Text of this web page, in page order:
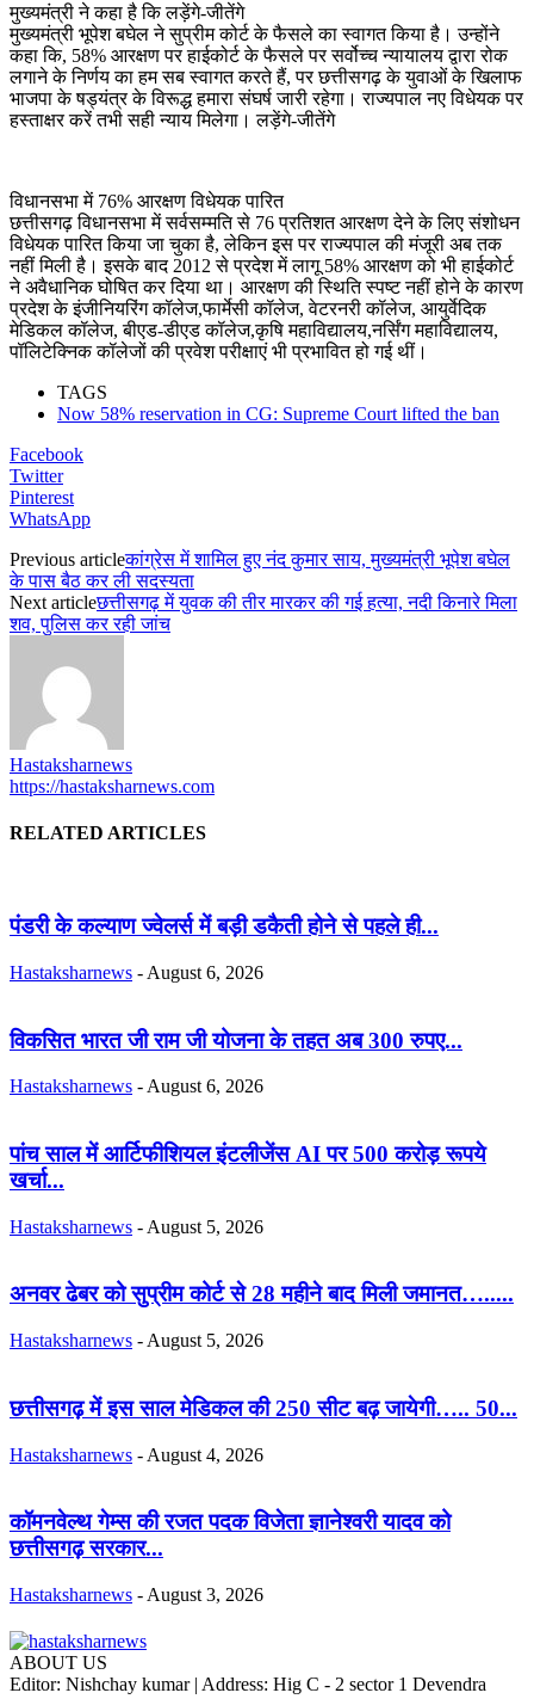
मुख्यमंत्री ने कहा है कि लड़ेंगे-जीतेंगे
मुख्यमंत्री भूपेश बघेल ने सुप्रीम कोर्ट के फैसले का स्वागत किया है। उन्होंने
कहा कि, 58% आरक्षण पर हाईकोर्ट के फैसले पर सर्वोच्च न्यायालय द्वारा रोक
लगाने के निर्णय का हम सब स्वागत करते हैं, पर छत्तीसगढ़ के युवाओं के खिलाफ
भाजपा के षड्यंत्र के विरूद्ध हमारा संघर्ष जारी रहेगा। राज्यपाल नए विधेयक पर
हस्ताक्षर करें तभी सही न्याय मिलेगा। लड़ेंगे-जीतेंगे
विधानसभा में 76% आरक्षण विधेयक पारित
छत्तीसगढ़ विधानसभा में सर्वसम्मति से 76 प्रतिशत आरक्षण देने के लिए संशोधन
विधेयक पारित किया जा चुका है, लेकिन इस पर राज्यपाल की मंजूरी अब तक
नहीं मिली है। इसके बाद 2012 से प्रदेश में लागू 58% आरक्षण को भी हाईकोर्ट
ने अवैधानिक घोषित कर दिया था। आरक्षण की स्थिति स्पष्ट नहीं होने के कारण
प्रदेश के इंजीनियरिंग कॉलेज,फार्मेसी कॉलेज, वेटरनरी कॉलेज, आयुर्वेदिक
मेडिकल कॉलेज, बीएड-डीएड कॉलेज,कृषि महाविद्यालय,नर्सिंग महाविद्यालय,
पॉलिटेक्निक कॉलेजों की प्रवेश परीक्षाएं भी प्रभावित हो गई थीं।
TAGS
Now 58% reservation in CG: Supreme Court lifted the ban
Facebook
Twitter
Pinterest
WhatsApp
Previous articleकांग्रेस में शामिल हुए नंद कुमार साय, मुख्यमंत्री भूपेश बघेल
के पास बैठ कर ली सदस्यता
Next articleछत्तीसगढ़ में युवक की तीर मारकर की गई हत्या, नदी किनारे मिला
शव, पुलिस कर रही जांच
Hastaksharnews
https://hastaksharnews.com
RELATED ARTICLES
पंडरी के कल्याण ज्वेलर्स में बड़ी डकैती होने से पहले ही...
Hastaksharnews - August 6, 2026
विकसित भारत जी राम जी योजना के तहत अब 300 रुपए...
Hastaksharnews - August 6, 2026
पांच साल में आर्टिफीशियल इंटलीजेंस AI पर 500 करोड़ रूपये
खर्चा...
Hastaksharnews - August 5, 2026
अनवर ढेबर को सुप्रीम कोर्ट से 28 महीने बाद मिली जमानत….....
Hastaksharnews - August 5, 2026
छत्तीसगढ़ में इस साल मेडिकल की 250 सीट बढ़ जायेगी….. 50...
Hastaksharnews - August 4, 2026
कॉमनवेल्थ गेम्स की रजत पदक विजेता ज्ञानेश्वरी यादव को
छत्तीसगढ़ सरकार...
Hastaksharnews - August 3, 2026
ABOUT US
Editor: Nishchay kumar | Address: Hig C - 2 sector 1 Devendra